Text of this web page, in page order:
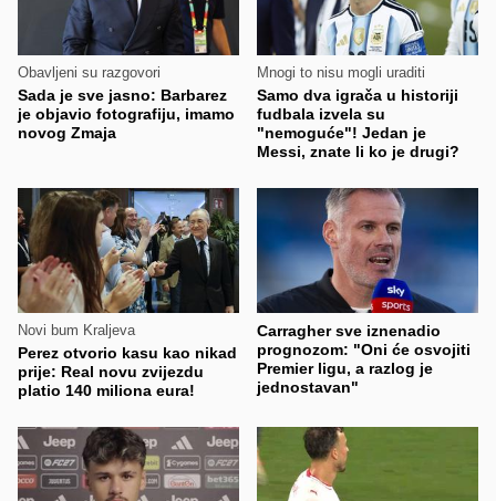
Obavljeni su razgovori
Sada je sve jasno: Barbarez
je objavio fotografiju, imamo
novog Zmaja
Mnogi to nisu mogli uraditi
Samo dva igrača u historiji
fudbala izvela su
"nemoguće"! Jedan je
Messi, znate li ko je drugi?
Novi bum Kraljeva
Perez otvorio kasu kao nikad
prije: Real novu zvijezdu
platio 140 miliona eura!
Carragher sve iznenadio
prognozom: "Oni će osvojiti
Premier ligu, a razlog je
jednostavan"